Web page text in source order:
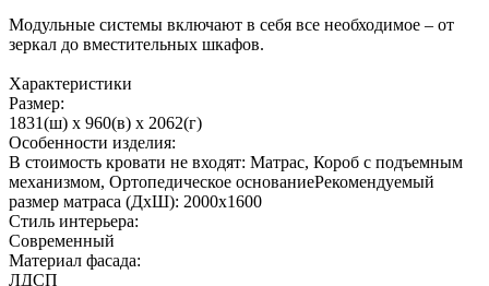
Модульные системы включают в себя все необходимое – от
зеркал до вместительных шкафов.
Характеристики
Размер:
1831(ш) x 960(в) x 2062(г)
Особенности изделия:
В стоимость кровати не входят: Матрас, Короб с подъемным
механизмом, Ортопедическое основаниеРекомендуемый
размер матраса (ДхШ): 2000х1600
Стиль интерьера:
Современный
Материал фасада:
ЛДСП